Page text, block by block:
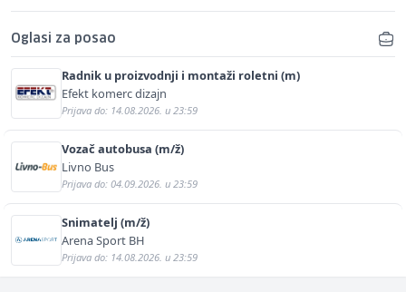
Oglasi za posao
Radnik u proizvodnji i montaži roletni (m)
Efekt komerc dizajn
Prijava do: 14.08.2026. u 23:59
Vozač autobusa (m/ž)
Livno Bus
Prijava do: 04.09.2026. u 23:59
Snimatelj (m/ž)
Arena Sport BH
Prijava do: 14.08.2026. u 23:59